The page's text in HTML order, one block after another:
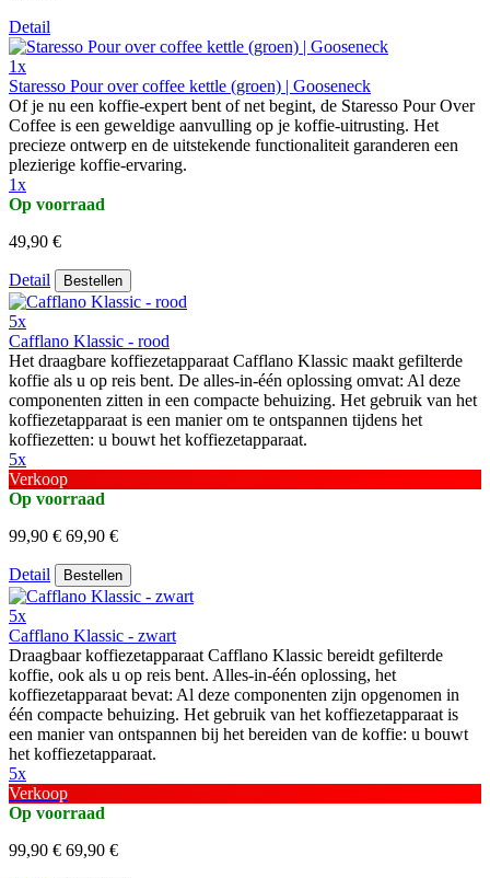
Detail
1x
Staresso Pour over coffee kettle (groen) | Gooseneck
Of je nu een koffie-expert bent of net begint, de Staresso Pour Over
Coffee is een geweldige aanvulling op je koffie-uitrusting. Het
precieze ontwerp en de uitstekende functionaliteit garanderen een
plezierige koffie-ervaring.
1x
Op voorraad
49,90 €
Detail Bestellen
5x
Cafflano Klassic - rood
Het draagbare koffiezetapparaat Cafflano Klassic maakt gefilterde
koffie als u op reis bent. De alles-in-één oplossing omvat: Al deze
componenten zitten in een compacte behuizing. Het gebruik van het
koffiezetapparaat is een manier om te ontspannen tijdens het
koffiezetten: u bouwt het koffiezetapparaat.
5x
Verkoop
Op voorraad
99,90 € 69,90 €
Detail Bestellen
5x
Cafflano Klassic - zwart
Draagbaar koffiezetapparaat Cafflano Klassic bereidt gefilterde
koffie, ook als u op reis bent. Alles-in-één oplossing, het
koffiezetapparaat bevat: Al deze componenten zijn opgenomen in
één compacte behuizing. Het gebruik van het koffiezetapparaat is
een manier van ontspannen bij het bereiden van de koffie: u bouwt
het koffiezetapparaat.
5x
Verkoop
Op voorraad
99,90 € 69,90 €